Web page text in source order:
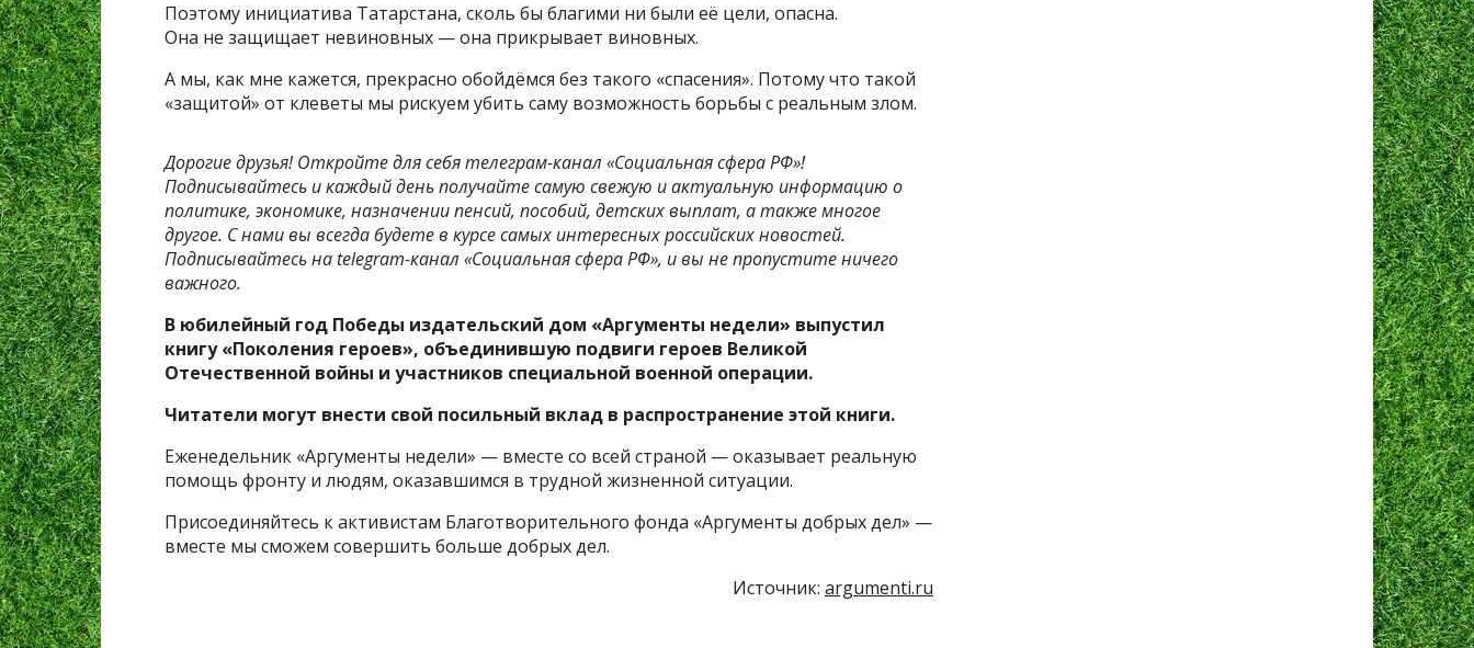
Поэтому инициатива Татарстана, сколь бы благими ни были её цели, опасна.
Она не защищает невиновных — она прикрывает виновных.
А мы, как мне кажется, прекрасно обойдёмся без такого «спасения». Потому что такой
«защитой» от клеветы мы рискуем убить саму возможность борьбы с реальным злом.
Дорогие друзья! Откройте для себя телеграм-канал «Социальная сфера РФ»!
Подписывайтесь и каждый день получайте самую свежую и актуальную информацию о
политике, экономике, назначении пенсий, пособий, детских выплат, а также многое
другое. С нами вы всегда будете в курсе самых интересных российских новостей.
Подписывайтесь на telegram-канал «Социальная сфера РФ», и вы не пропустите ничего
важного.
В юбилейный год Победы издательский дом «Аргументы недели» выпустил
книгу «Поколения героев», объединившую подвиги героев Великой
Отечественной войны и участников специальной военной операции.
Читатели могут внести свой посильный вклад в распространение этой книги.
Еженедельник «Аргументы недели» — вместе со всей страной — оказывает реальную
помощь фронту и людям, оказавшимся в трудной жизненной ситуации.
Присоединяйтесь к активистам Благотворительного фонда «Аргументы добрых дел» —
вместе мы сможем совершить больше добрых дел.
Источник: argumenti.ru